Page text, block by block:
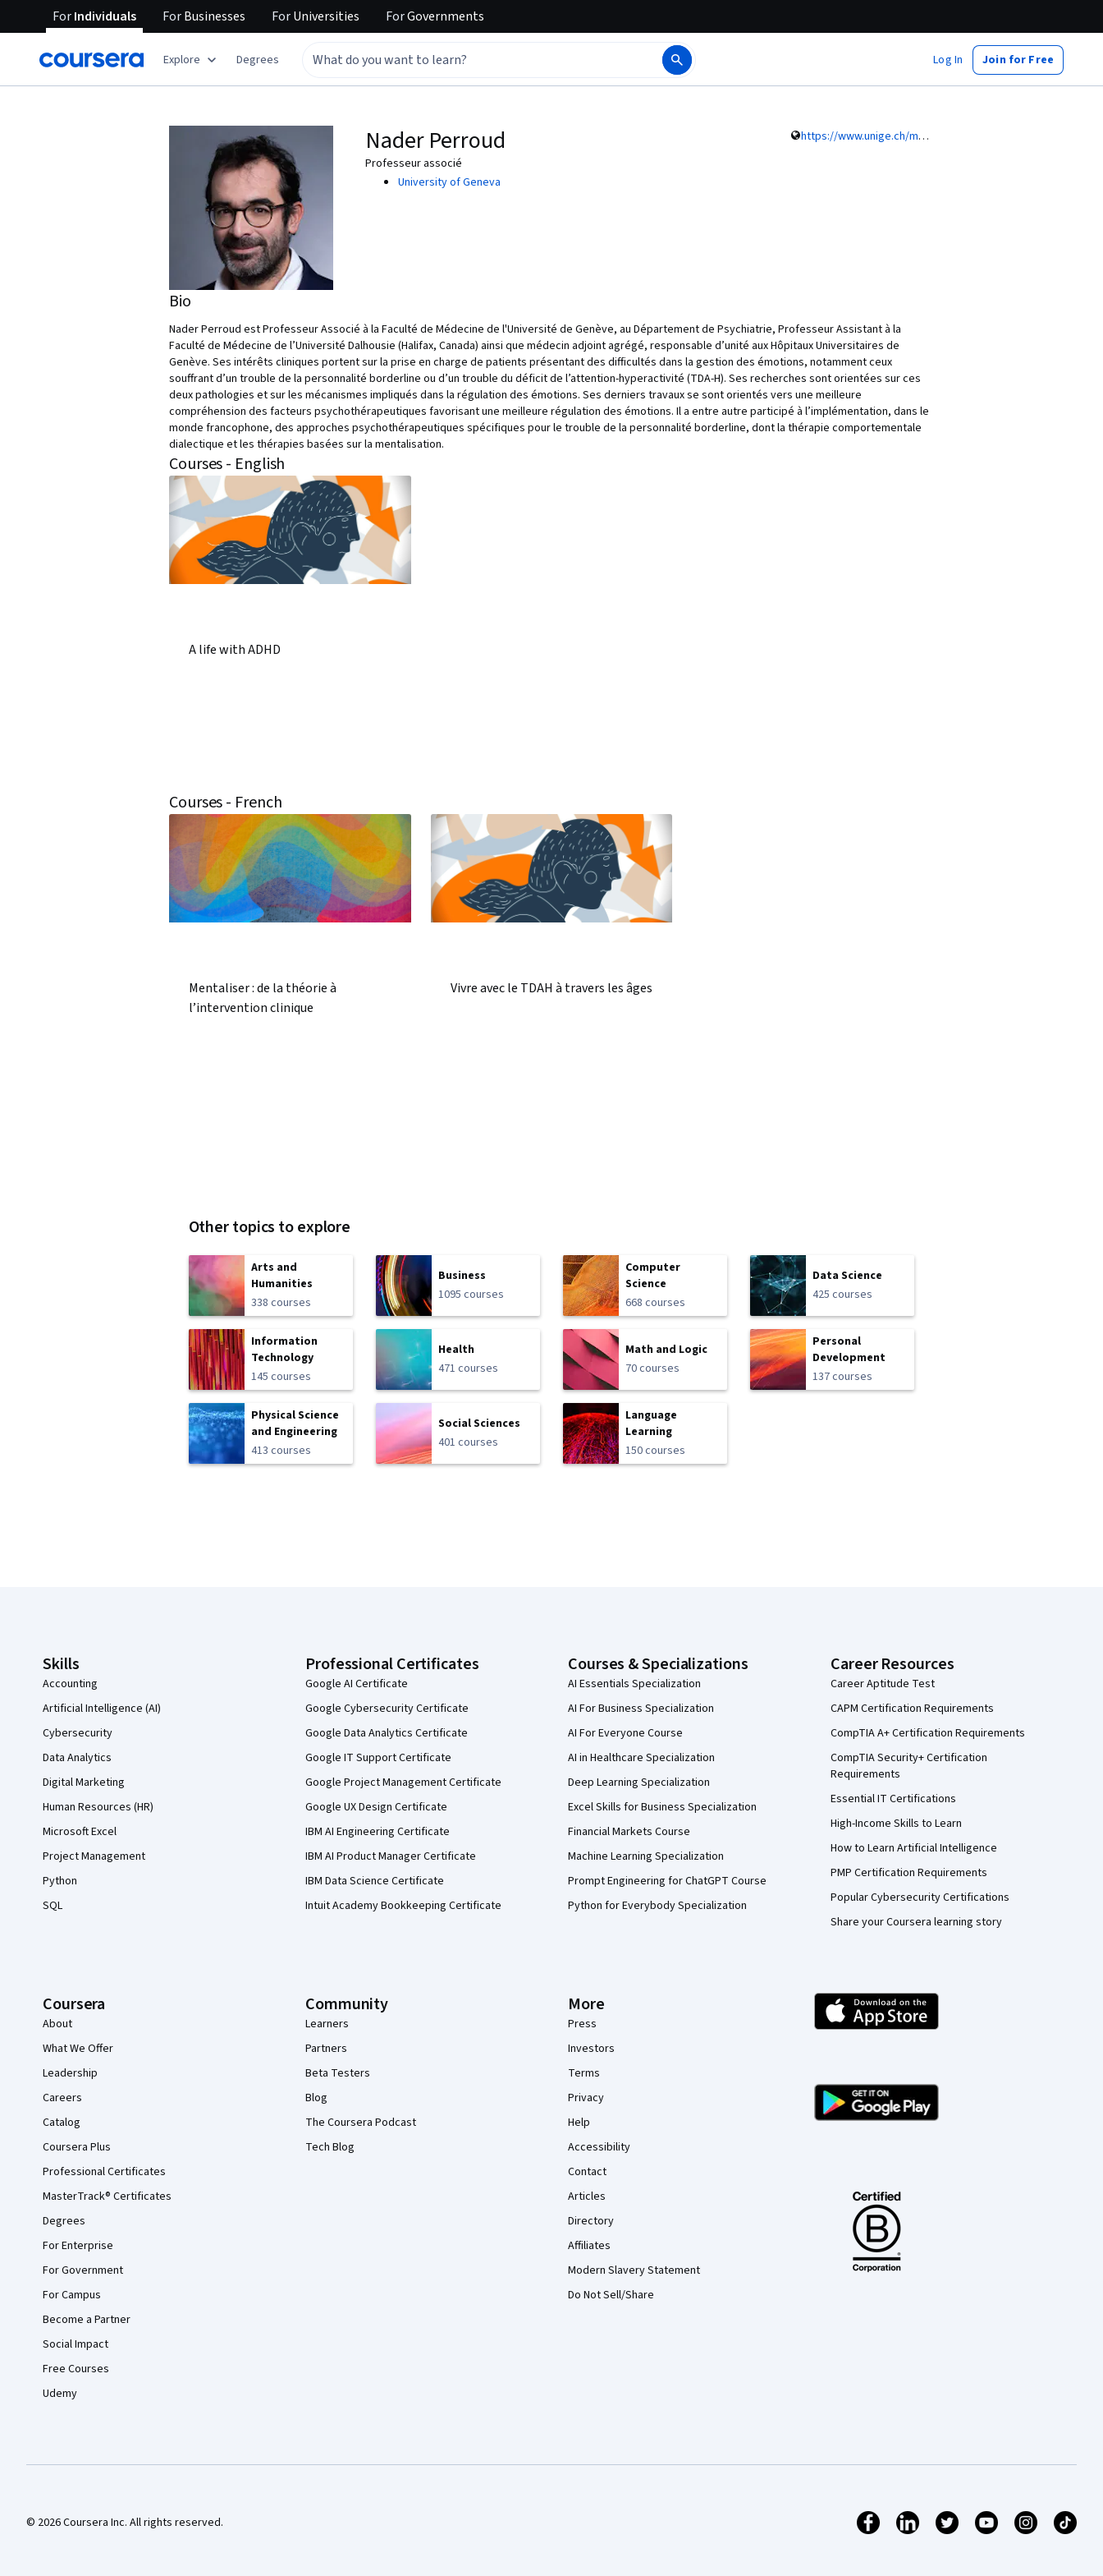
ForIndividuals ForBusinesses ForUniversities ForGovernments
Explore Degrees Log In Join for Free
Nader Perroud
Professeur associé
University of Geneva
https://www.unige.ch/medecine/psyat/fr/groupes-de-recherche/1028perroud/membres-du-groupe/prof-nader-perroud/
Bio
Nader Perroud est Professeur Associé à la Faculté de Médecine de l'Université de Genève, au Département de Psychiatrie, Professeur Assistant à la
Faculté de Médecine de l’Université Dalhousie (Halifax, Canada) ainsi que médecin adjoint agrégé, responsable d’unité aux Hôpitaux Universitaires de
Genève. Ses intérêts cliniques portent sur la prise en charge de patients présentant des difficultés dans la gestion des émotions, notamment ceux
souffrant d’un trouble de la personnalité borderline ou d’un trouble du déficit de l’attention-hyperactivité (TDA-H). Ses recherches sont orientées sur ces
deux pathologies et sur les mécanismes impliqués dans la régulation des émotions. Ses derniers travaux se sont orientés vers une meilleure
compréhension des facteurs psychothérapeutiques favorisant une meilleure régulation des émotions. Il a entre autre participé à l’implémentation, dans le
monde francophone, des approches psychothérapeutiques spécifiques pour le trouble de la personnalité borderline, dont la thérapie comportementale
dialectique et les thérapies basées sur la mentalisation.
Courses - English
A life with ADHD
Courses - French
Mentaliser : de la théorie à
l’intervention clinique
Vivre avec le TDAH à travers les âges
Other topics to explore
Arts and
Humanities
338 courses
Business
1095 courses
Computer
Science
668 courses
Data Science
425 courses
Information
Technology
145 courses
Health
471 courses
Math and Logic
70 courses
Personal
Development
137 courses
Physical Science
and Engineering
413 courses
Social Sciences
401 courses
Language
Learning
150 courses
Skills
Accounting
Artificial Intelligence (AI)
Cybersecurity
Data Analytics
Digital Marketing
Human Resources (HR)
Microsoft Excel
Project Management
Python
SQL
Professional Certificates
Google AI Certificate
Google Cybersecurity Certificate
Google Data Analytics Certificate
Google IT Support Certificate
Google Project Management Certificate
Google UX Design Certificate
IBM AI Engineering Certificate
IBM AI Product Manager Certificate
IBM Data Science Certificate
Intuit Academy Bookkeeping Certificate
Courses & Specializations
AI Essentials Specialization
AI For Business Specialization
AI For Everyone Course
AI in Healthcare Specialization
Deep Learning Specialization
Excel Skills for Business Specialization
Financial Markets Course
Machine Learning Specialization
Prompt Engineering for ChatGPT Course
Python for Everybody Specialization
Career Resources
Career Aptitude Test
CAPM Certification Requirements
CompTIA A+ Certification Requirements
CompTIA Security+ Certification
Requirements
Essential IT Certifications
High-Income Skills to Learn
How to Learn Artificial Intelligence
PMP Certification Requirements
Popular Cybersecurity Certifications
Share your Coursera learning story
Coursera
About
What We Offer
Leadership
Careers
Catalog
Coursera Plus
Professional Certificates
MasterTrack® Certificates
Degrees
For Enterprise
For Government
For Campus
Become a Partner
Social Impact
Free Courses
Udemy
Community
Learners
Partners
Beta Testers
Blog
The Coursera Podcast
Tech Blog
More
Press
Investors
Terms
Privacy
Help
Accessibility
Contact
Articles
Directory
Affiliates
Modern Slavery Statement
Do Not Sell/Share
© 2026 Coursera Inc. All rights reserved.